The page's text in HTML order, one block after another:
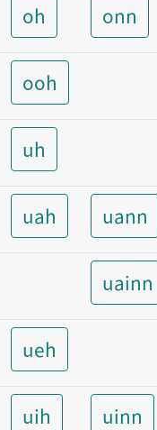
oh onn
ooh
uh
uah uann
uainn
ueh
uih uinn